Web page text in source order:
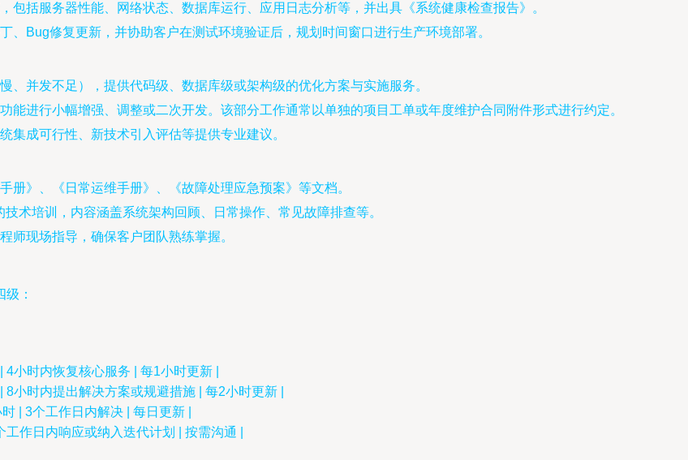
包括服务器性能、网络状态、数据库运行、应用日志分析等，并出具《系统健康检查报告》。
、Bug修复更新，并协助客户在测试环境验证后，规划时间窗口进行生产环境部署。
、并发不足），提供代码级、数据库级或架构级的优化方案与实施服务。
能进行小幅增强、调整或二次开发。该部分工作通常以单独的项目工单或年度维护合同附件形式进行约定。
集成可行性、新技术引入评估等提供专业建议。
册》、《日常运维手册》、《故障处理应急预案》等文档。
术培训，内容涵盖系统架构回顾、日常操作、常见故障排查等。
师现场指导，确保客户团队熟练掌握。
：
小时内恢复核心服务 | 每1小时更新 |
小时内提出解决方案或规避措施 | 每2小时更新 |
| 3个工作日内解决 | 每日更新 |
作日内响应或纳入迭代计划 | 按需沟通 |